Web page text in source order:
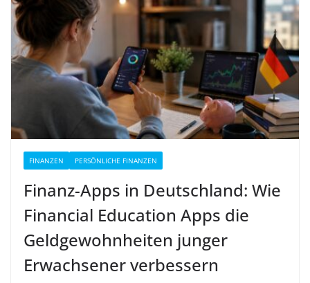
FINANZEN PERSÖNLICHE FINANZEN
Finanz-Apps in Deutschland: Wie
Financial Education Apps die
Geldgewohnheiten junger
Erwachsener verbessern